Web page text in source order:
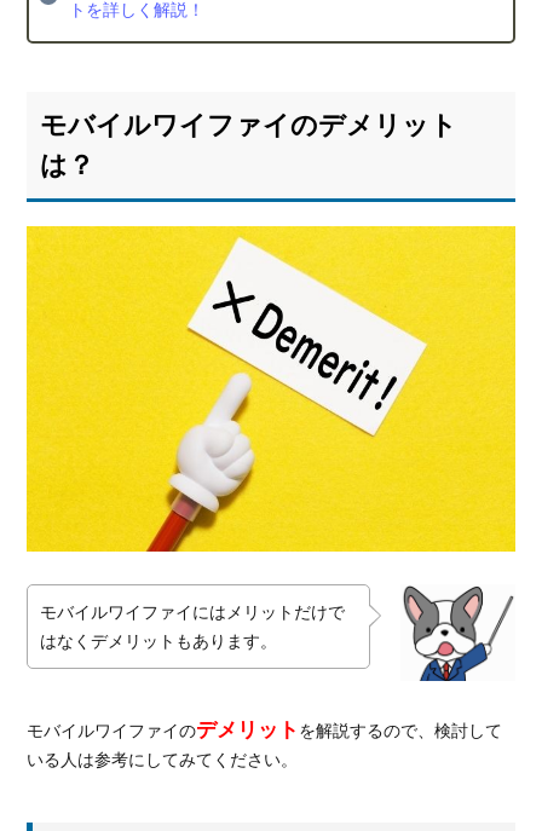
トを詳しく解説！
モバイルワイファイのデメリット
は？
モバイルワイファイにはメリットだけで
はなくデメリットもあります。
モバイルワイファイのデメリット を解説するので、検討して
いる人は参考にしてみてください。